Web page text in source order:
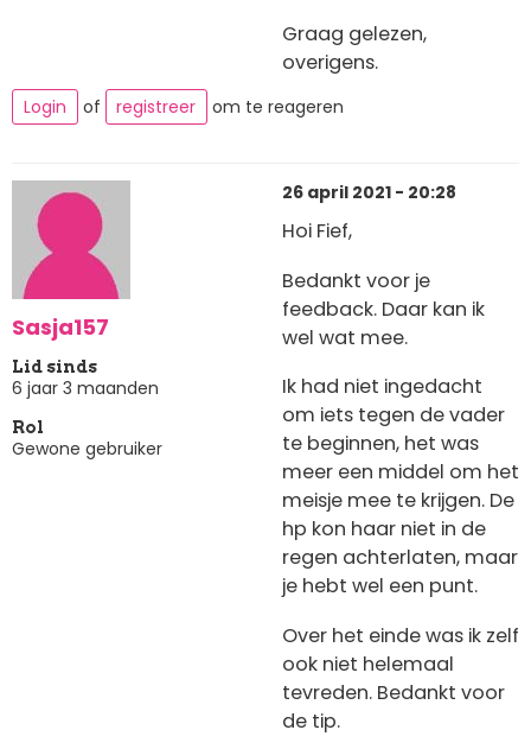
Graag gelezen,
overigens.
Login of registreer om te reageren
Sasja157
Lid sinds
6 jaar 3 maanden
Rol
Gewone gebruiker
26 april 2021 - 20:28
Hoi Fief,
Bedankt voor je
feedback. Daar kan ik
wel wat mee.
Ik had niet ingedacht
om iets tegen de vader
te beginnen, het was
meer een middel om het
meisje mee te krijgen. De
hp kon haar niet in de
regen achterlaten, maar
je hebt wel een punt.
Over het einde was ik zelf
ook niet helemaal
tevreden. Bedankt voor
de tip.